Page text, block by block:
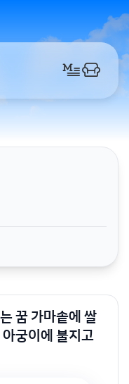
꿈 가마솥에 쌀
궁이에 불지고